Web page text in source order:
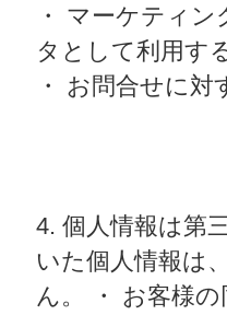
・ マーケティ
タとして利用す
・ お問合せに
4. 個人情報は第
いた個人情報は
ん。 ・ お客様